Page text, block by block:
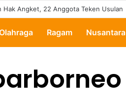
Hak Angket, 22 Anggota Teken Usulan
Ragam Nusantara